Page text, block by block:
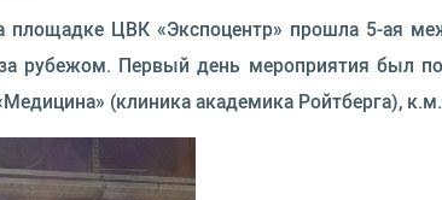
ЦВК «Экспоцентр» прошла 5-ая
рубежом. Первый день мероприятия был
(клиника академика Ройтберга),